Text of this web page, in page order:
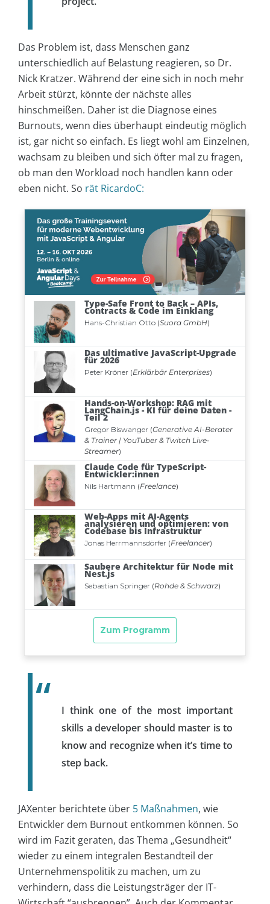
Das Problem ist, dass Menschen ganz
unterschiedlich auf Belastung reagieren, so Dr.
Nick Kratzer. Während der eine sich in noch mehr
Arbeit stürzt, könnte der nächste alles
hinschmeißen. Daher ist die Diagnose eines
Burnouts, wenn dies überhaupt eindeutig möglich
ist, gar nicht so einfach. Es liegt wohl am Einzelnen,
wachsam zu bleiben und sich öfter mal zu fragen,
ob man den Workload noch handlen kann oder
eben nicht. So rät RicardoC:
I think one of the most important
skills a developer should master is to
know and recognize when it’s time to
step back.
JAXenter berichtete über 5 Maßnahmen, wie
Entwickler dem Burnout entkommen können. So
wird im Fazit geraten, das Thema „Gesundheit“
wieder zu einem integralen Bestandteil der
Unternehmenspolitik zu machen, um zu
verhindern, dass die Leistungsträger der IT-